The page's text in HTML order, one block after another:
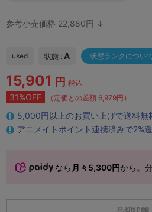
参考小売価格 22,880円 ↓
used 状態 : A 状態ランクについ
15,901 円 税込
31%OFF （定価との差額 6,979円）
5,000円以上のお買い上げで送料無
アニメイトポイント連携済みで2%還
なら 月々5,300円から。